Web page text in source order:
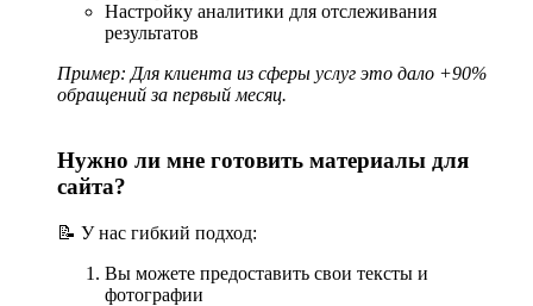
Настройку аналитики для отслеживания
результатов
Пример: Для клиента из сферы услуг это дало +90%
обращений за первый месяц.
Нужно ли мне готовить материалы для
сайта?
📝 У нас гибкий подход:
Вы можете предоставить свои тексты и
фотографии